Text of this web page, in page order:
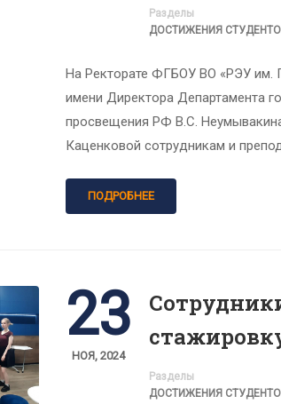
Разделы
ДОСТИЖЕНИЯ
На Ректорате ФГБОУ ВО «РЭУ им.
имени Директора Департамента
просвещения РФ В.С.
Каценковой сотрудникам и
ПОДРОБНЕЕ
23
НОЯ, 2024
Разделы
ДОСТИЖЕНИЯ